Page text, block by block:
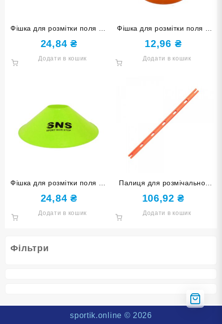
Фільтри
Фішка для розмітки поля O-
500 жовта
24,84 ₴
Додати в кошик
Фішка для розмітки поля 8
см F-8cm оранжева
12,96 ₴
Додати в кошик
Фішка для розмітки поля O-
500 салатова
24,84 ₴
Додати в кошик
Палиця для розмічальної
фішки оранжева O-992-
G80-ОРН
106,92₴
Додати в кошик
sportik.online © 2026